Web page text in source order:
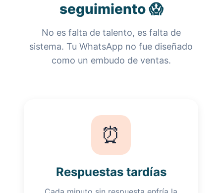
seguimiento 😱
No es falta de talento, es falta de
sistema. Tu WhatsApp no fue diseñado
como un embudo de ventas.
⏰
Respuestas tardías